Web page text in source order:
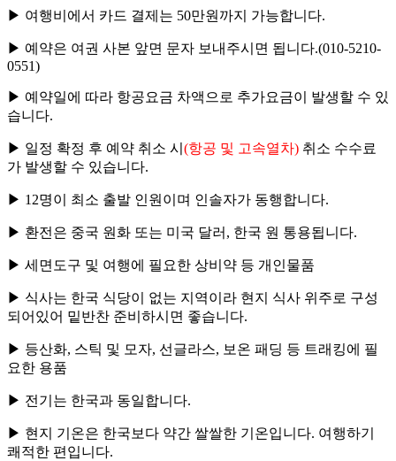
▶ 여행비에서 카드 결제는 50만원까지 가능합니다.
▶ 예약은 여권 사본 앞면 문자 보내주시면 됩니다.(010-5210-
0551)
▶ 예약일에 따라 항공요금 차액으로 추가요금이 발생할 수 있
습니다.
▶ 일정 확정 후 예약 취소 시 (항공 및 고속열차) 취소 수수료
가 발생할 수 있습니다.
▶ 12명이 최소 출발 인원이며 인솔자가 동행합니다.
▶ 환전은 중국 원화 또는 미국 달러, 한국 원 통용됩니다.
▶ 세면도구 및 여행에 필요한 상비약 등 개인물품
▶ 식사는 한국 식당이 없는 지역이라 현지 식사 위주로 구성
되어있어 밑반찬 준비하시면 좋습니다.
▶ 등산화, 스틱 및 모자, 선글라스, 보온 패딩 등 트래킹에 필
요한 용품
▶ 전기는 한국과 동일합니다.
▶ 현지 기온은 한국보다 약간 쌀쌀한 기온입니다. 여행하기
쾌적한 편입니다.